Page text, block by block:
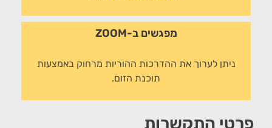
מפגשים ב-ZOOM
ניתן לערוך את ההדרכות ההוריות מרחוק באמצעות
תוכנת הזום.
פרטי התקשרות